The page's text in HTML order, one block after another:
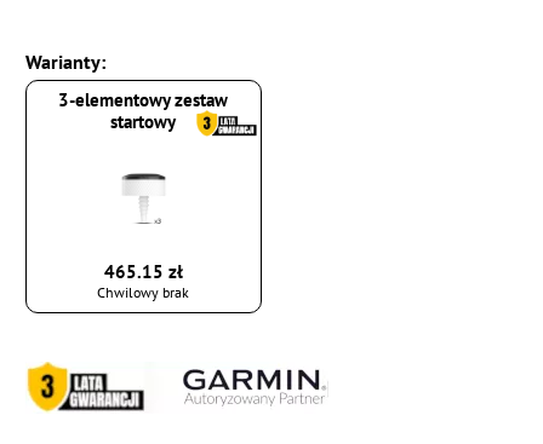
Warianty:
3-elementowy zestaw
startowy
465.15 zł
Chwilowy brak